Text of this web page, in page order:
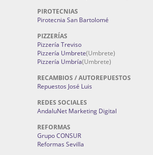
PIROTECNIAS
Pirotecnia San Bartolomé
PIZZERÍAS
Pizzería Treviso
Pizzería Umbrete(Umbrete)
Pizzería Umbría(Umbrete)
RECAMBIOS / AUTOREPUESTOS
Repuestos José Luis
REDES SOCIALES
AndaluNet Marketing Digital
REFORMAS
Grupo CONSUR
Reformas Sevilla